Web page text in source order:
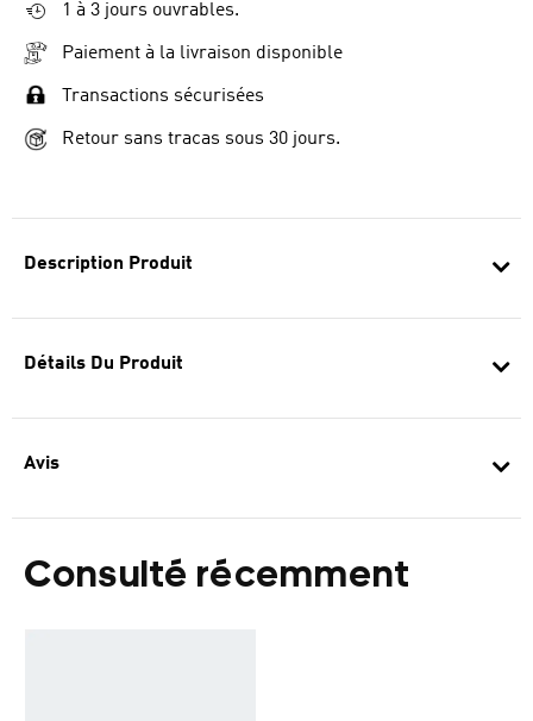
Description Produit
Détails Du Produit
Avis
Consulté récemment
1 à 3 jours ouvrables.
Paiement à la livraison disponible
Transactions sécurisées
Retour sans tracas sous 30 jours.